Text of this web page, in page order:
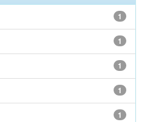
1
1
1
1
1